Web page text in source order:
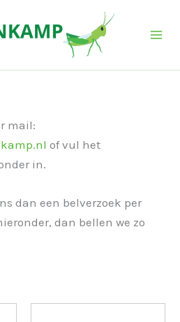
mail:
of vul het
in.
dan een belverzoek per
dan bellen we zo